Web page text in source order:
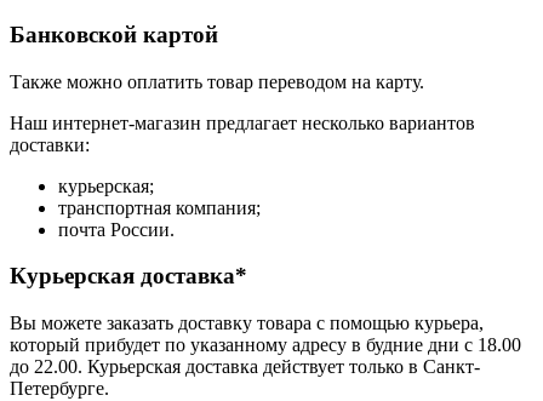
Банковской картой
Также можно оплатить товар переводом на карту.
Наш интернет-магазин предлагает несколько вариантов
доставки:
курьерская;
транспортная компания;
почта России.
Курьерская доставка*
Вы можете заказать доставку товара с помощью курьера,
который прибудет по указанному адресу в будние дни с 18.00
до 22.00. Курьерская доставка действует только в Санкт-
Петербурге.